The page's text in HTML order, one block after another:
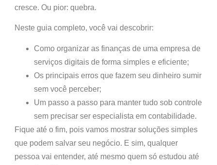
cresce. Ou pior: quebra.
Neste guia completo, você vai descobrir:
Como organizar as finanças de uma empresa de
serviços digitais de forma simples e eficiente;
Os principais erros que fazem seu dinheiro sumir
sem você perceber;
Um passo a passo para manter tudo sob controle
sem precisar ser especialista em contabilidade.
Fique até o fim, pois vamos mostrar soluções simples
que podem salvar seu negócio. E sim, qualquer
pessoa vai entender, até mesmo quem só estudou até